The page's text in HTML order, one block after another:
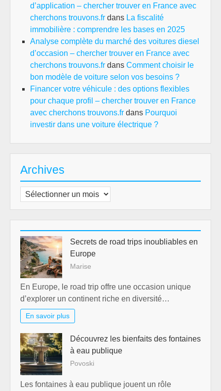
d’application – chercher trouver en France avec
cherchons trouvons.fr dans La fiscalité
immobilière : comprendre les bases en 2025
Analyse complète du marché des voitures diesel
d’occasion – chercher trouver en France avec
cherchons trouvons.fr dans Comment choisir le
bon modèle de voiture selon vos besoins ?
Financer votre véhicule : des options flexibles
pour chaque profil – chercher trouver en France
avec cherchons trouvons.fr dans Pourquoi
investir dans une voiture électrique ?
Archives
Archives
Secrets de road trips inoubliables en
Europe
Marise
En Europe, le road trip offre une occasion unique
d’explorer un continent riche en diversité…
En savoir plus
Découvrez les bienfaits des fontaines
à eau publique
Povoski
Les fontaines à eau publique jouent un rôle